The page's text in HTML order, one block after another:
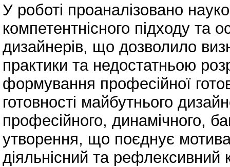
У роботі проаналізовано
компетентнісного підходу та
дизайнерів, що дозволило
практики та недостатньою
формування професійної
готовності майбутнього
професійного, динамічного,
утворення, що поєднує
діяльнісний та рефлексивний